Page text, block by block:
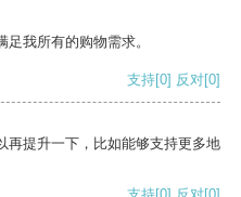
我所有的购物需求。
支持[0] 反对[0]
再提升一下，比如能够支持更多地